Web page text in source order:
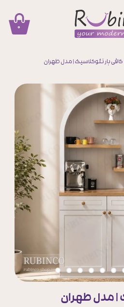
۰
کافی بار نئوکلاسیک | مدل طهران
| مدل طهران